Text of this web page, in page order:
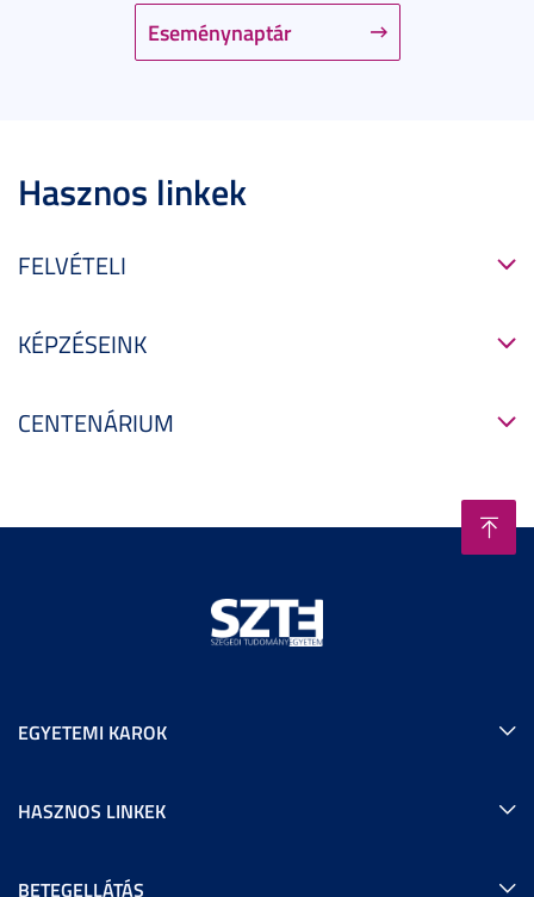
Eseménynaptár
Hasznos linkek
FELVÉTELI
KÉPZÉSEINK
CENTENÁRIUM
EGYETEMI KAROK
HASZNOS LINKEK
BETEGELLÁTÁS